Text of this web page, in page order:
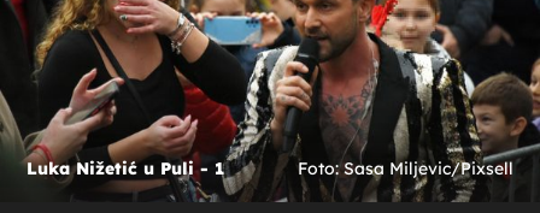
Luka Nižetić u Puli - 1 Foto: Sasa Miljevic/Pixsell